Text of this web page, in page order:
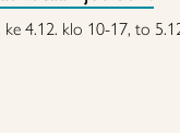
ke 4.12. klo 10-17, to